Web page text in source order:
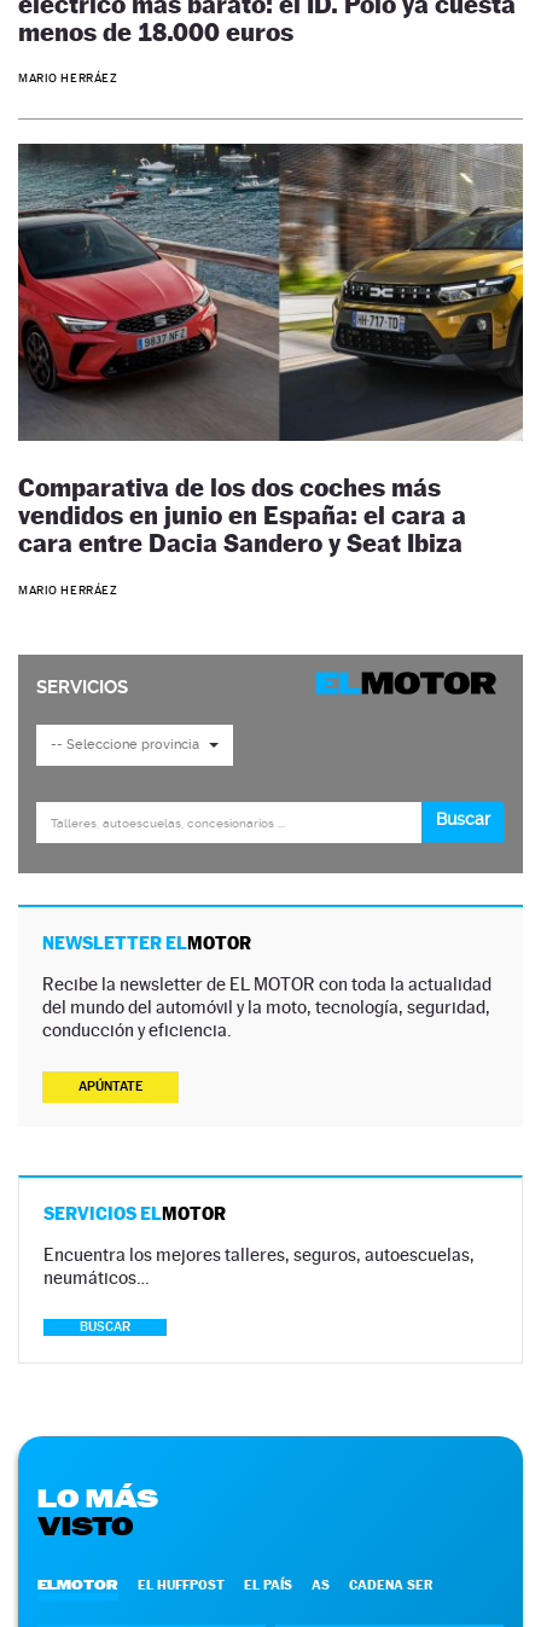
menos de 18.000 euros
MARIO HERRÁEZ
Comparativa de los dos coches más
vendidos en junio en España: el cara a
cara entre Dacia Sandero y Seat Ibiza
MARIO HERRÁEZ
NEWSLETTER ELMOTOR
Recibe la newsletter de EL MOTOR con toda la actualidad
del mundo del automóvil y la moto, tecnología, seguridad,
conducción y eficiencia.
APÚNTATE
SERVICIOS ELMOTOR
Encuentra los mejores talleres, seguros, autoescuelas,
neumáticos…
BUSCAR
LO MÁS
VISTO
ELMOTOR EL HUFFPOST EL PAÍS AS CADENA SER